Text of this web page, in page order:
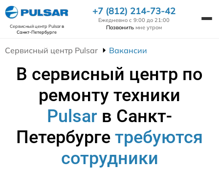
Сервисный центр Pulsarв
Санкт-Петербурге
+7 (812) 214-73-42
Ежедневно с 9:00 до 21:00
Позвонить мне утром
Сервисный центр Pulsar Вакансии
В сервисный центр по
ремонту техники
Pulsar в Санкт-
Петербурге требуются
сотрудники